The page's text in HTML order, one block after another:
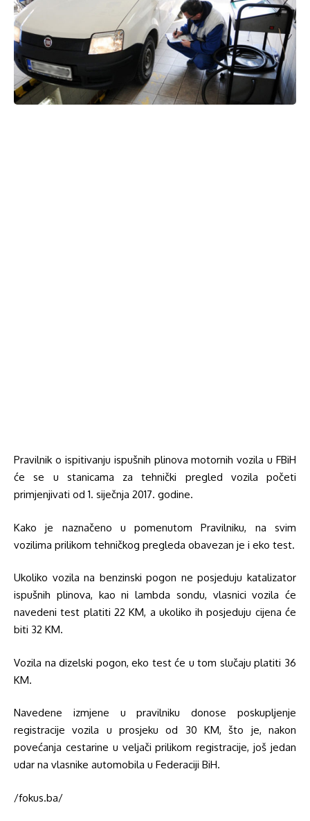
Pravilnik o ispitivanju ispušnih plinova motornih vozila u FBiH
će se u stanicama za tehnički pregled vozila početi
primjenjivati od 1. siječnja 2017. godine.
Kako je naznačeno u pomenutom Pravilniku, na svim
vozilima prilikom tehničkog pregleda obavezan je i eko test.
Ukoliko vozila na benzinski pogon ne posjeduju katalizator
ispušnih plinova, kao ni lambda sondu, vlasnici vozila će
navedeni test platiti 22 KM, a ukoliko ih posjeduju cijena će
biti 32 KM.
Vozila na dizelski pogon, eko test će u tom slučaju platiti 36
KM.
Navedene izmjene u pravilniku donose poskupljenje
registracije vozila u prosjeku od 30 KM, što je, nakon
povećanja cestarine u veljači prilikom registracije, još jedan
udar na vlasnike automobila u Federaciji BiH.
/fokus.ba/